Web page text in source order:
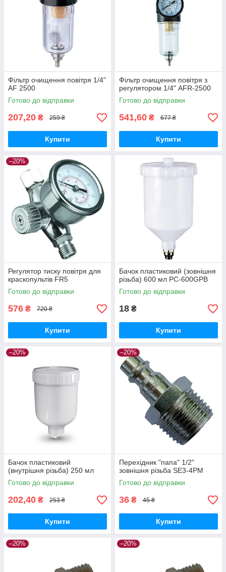
Фільтр очищення повітря 1/4"
AF 2500
Готово до відправки
207,20 ₴ 259 ₴
Купити
Фільтр очищення повітря з
регулятором 1/4" AFR-2500
Готово до відправки
541,60 ₴ 677 ₴
Купити
–20%
Регулятор тиску повітря для
краскопультів FR5
Готово до відправки
576 ₴ 720 ₴
Купити
Бачок пластиковий (зовнішня
різьба) 600 мл PC-600GPВ
Готово до відправки
18 ₴
Купити
–20%
Бачок пластиковий
(внутрішня різьба) 250 мл
Готово до відправки
202,40 ₴ 253 ₴
Купити
–20%
Перехідник "папа" 1/2"
зовнішня різьба SE3-4PM
Готово до відправки
36 ₴ 45 ₴
Купити
–20% –20%